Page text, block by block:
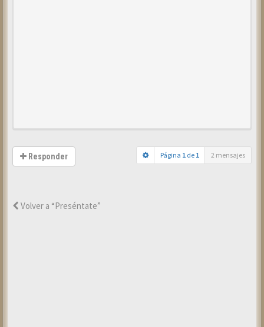
Responder Página 1 de 1 2 mensajes
Volver a “Preséntate”